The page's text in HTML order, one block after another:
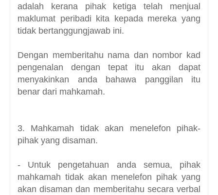
adalah kerana pihak ketiga telah menjual
maklumat peribadi kita kepada mereka yang
tidak bertanggungjawab ini.
Dengan memberitahu nama dan nombor kad
pengenalan dengan tepat itu akan dapat
menyakinkan anda bahawa panggilan itu
benar dari mahkamah.
3. Mahkamah tidak akan menelefon pihak-
pihak yang disaman.
- Untuk pengetahuan anda semua, pihak
mahkamah tidak akan menelefon pihak yang
akan disaman dan memberitahu secara verbal